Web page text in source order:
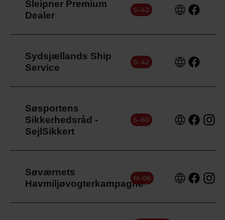
Sleipner Premium
Dealer
S-42
Sydsjællands Ship
Service
S-42
Søsportens
Sikkerhedsråd -
SejlSikkert
S-60
Søværnets
Havmiljøvogterkampagne
M-06